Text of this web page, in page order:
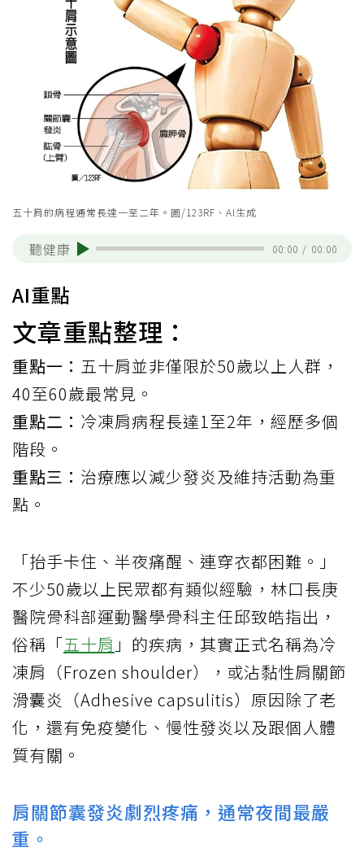
五十肩的病程通常長達一至二年。圖/123RF、AI生成
聽健康 00:00 / 00:00
AI重點
文章重點整理：
重點一： 五十肩並非僅限於50歲以上人群，
40至60歲最常見。
重點二： 冷凍肩病程長達1至2年，經歷多個
階段。
重點三： 治療應以減少發炎及維持活動為重
點。
「抬手卡住、半夜痛醒、連穿衣都困難。」
不少50歲以上民眾都有類似經驗，林口長庚
醫院骨科部運動醫學骨科主任邱致皓指出，
俗稱「五十肩 」的疾病，其實正式名稱為冷
凍肩（Frozen shoulder），或沾黏性肩關節
滑囊炎（Adhesive capsulitis）原因除了老
化，還有免疫變化、慢性發炎以及跟個人體
質有關。
肩關節囊發炎劇烈疼痛，通常夜間最嚴
重。